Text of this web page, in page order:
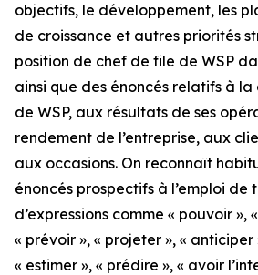
objectifs, le développement, les
de croissance et autres priorités
position de chef de file de WSP
ainsi que des énoncés relatifs à
de WSP, aux résultats de ses
rendement de l’entreprise, aux
aux occasions. On reconnaît
énoncés prospectifs à l’emploi de
d’expressions comme « pouvoir »,
« prévoir », « projeter », « anticiper
« estimer », « prédire », « avoir